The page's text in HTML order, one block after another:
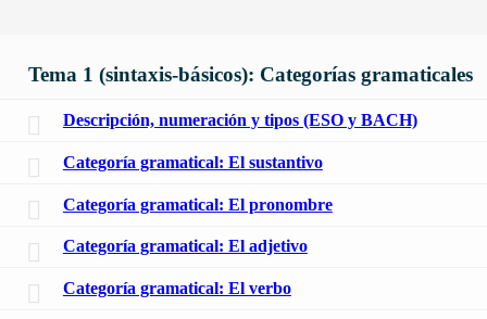
Tema 1 (sintaxis-básicos): Categorías gramaticales
Descripción, numeración y tipos (ESO y BACH)
Categoría gramatical: El sustantivo
Categoría gramatical: El pronombre
Categoría gramatical: El adjetivo
Categoría gramatical: El verbo